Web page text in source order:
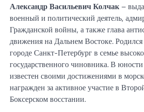
Александр Васильевич Колчак –
военный и политический деятель,
Гражданской войны, а также глава
движения на Дальнем Востоке.
городе Санкт-Петербург в семье
государственного чиновника. В
известен своими достижениями в
награжден за активное участие в
Боксерском восстании.